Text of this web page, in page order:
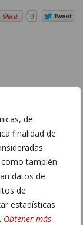
de
finalidad de
también
datos de
de
estadísticas
Obtener más
0
Clot de Moja)
del Penedès –
whatsapp)